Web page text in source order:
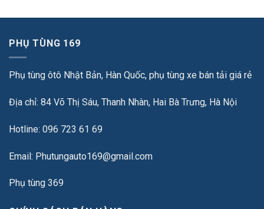
PHỤ TÙNG 169
Phụ tùng ôtô Nhật Bản, Hàn Quốc, phụ tùng xe bán tải giá rẻ
Địa chỉ: 84 Võ Thị Sáu, Thanh Nhàn, Hai Bà Trưng, Hà Nội
Hotline: 096 723 61 69
Email: Phutungauto169@gmail.com
Phụ tùng 369